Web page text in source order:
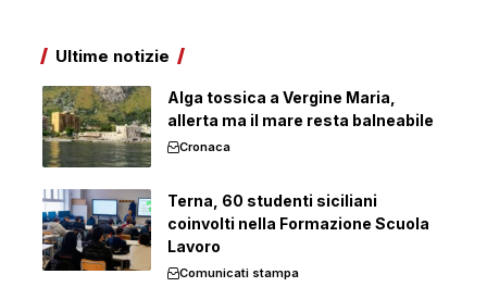
Ultime notizie
Alga tossica a Vergine Maria,
allerta ma il mare resta balneabile
Cronaca
Terna, 60 studenti siciliani
coinvolti nella Formazione Scuola
Lavoro
Comunicati stampa